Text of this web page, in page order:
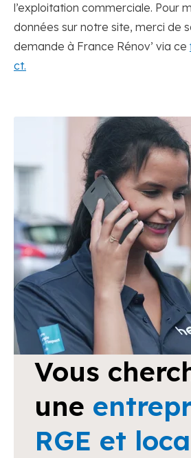
l’exploitation commerciale. Pour
données sur notre site, merci de
demande à France Rénov’ via ce
ct.
Vous
une
RGE et